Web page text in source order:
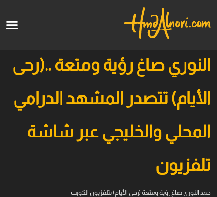
الرئيسية
قالو عنا
الدورات
قريبا
English
النوري صاغ رؤية ومتعة ..(رحى
الأيام) تتصدر المشهد الدرامي
المحلي والخليجي عبر شاشة
تلفزيون
حمد النوري صاغ رؤية ومتعة (رحى الأيام) بتلفزيون الكويت